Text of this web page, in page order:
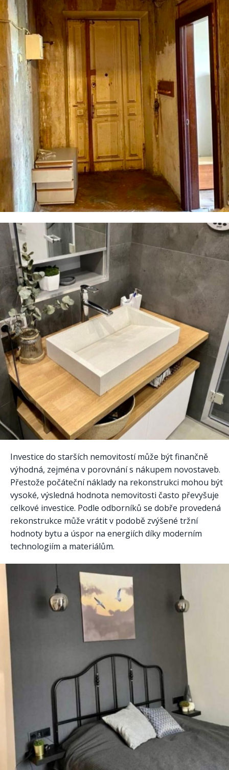
Investice do starších nemovitostí může být finančně
výhodná, zejména v porovnání s nákupem novostaveb.
Přestože počáteční náklady na rekonstrukci mohou být
vysoké, výsledná hodnota nemovitosti často převyšuje
celkové investice. Podle odborníků se dobře provedená
rekonstrukce může vrátit v podobě zvýšené tržní
hodnoty bytu a úspor na energiích díky moderním
technologiím a materiálům.​